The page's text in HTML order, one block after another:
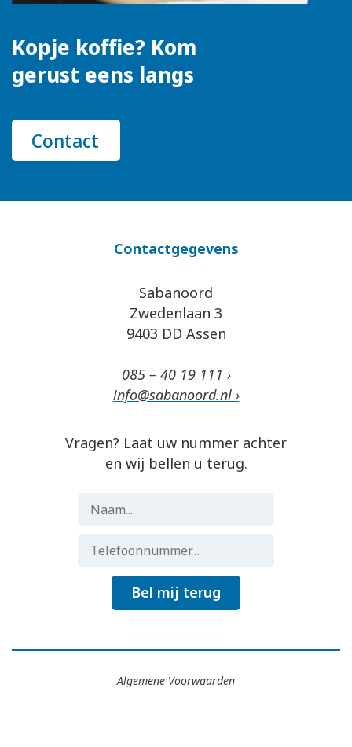
Kopje koffie? Kom
gerust eens langs
Contact
Contactgegevens
Sabanoord
Zwedenlaan 3
9403 DD Assen
085 – 40 19 111 ›
info@sabanoord.nl ›
Vragen? Laat uw nummer achter
en wij bellen u terug.
Bel mij terug
Algemene Voorwaarden